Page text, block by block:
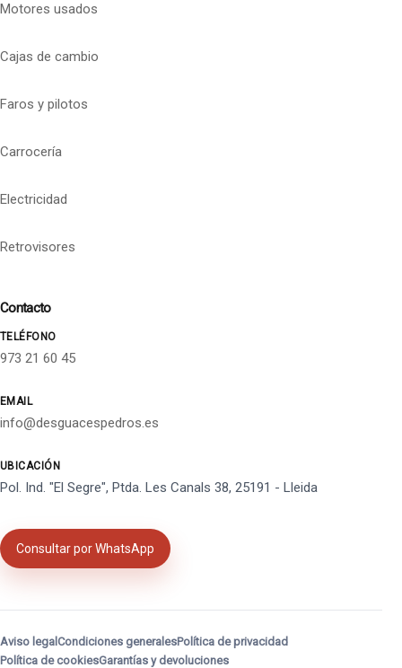
Motores usados
Cajas de cambio
Faros y pilotos
Carrocería
Electricidad
Retrovisores
Contacto
TELÉFONO
973 21 60 45
EMAIL
info@desguacespedros.es
UBICACIÓN
Pol. Ind. "El Segre", Ptda. Les Canals 38, 25191 - Lleida
Consultar por WhatsApp
Aviso legal Condiciones generalesPolítica de privacidad
Política de cookiesGarantías y devoluciones